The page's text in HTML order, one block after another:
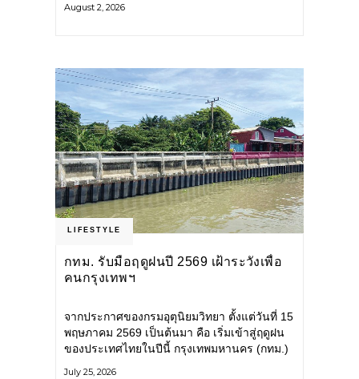
ยุทธศาสตร์ จัดทำตัวชี้วัด
August 2, 2026
LIFESTYLE
กทม. รับมือฤดูฝนปี 2569 เฝ้าระวังเพื่อ
คนกรุงเทพฯ
จากประกาศของกรมอุตุนิยมวิทยา ตั้งแต่วันที่ 15
พฤษภาคม 2569 เป็นต้นมา คือ เริ่มเข้าสู่ฤดูฝน
ของประเทศไทยในปีนี้ กรุงเทพมหานคร (กทม.)
July 25, 2026